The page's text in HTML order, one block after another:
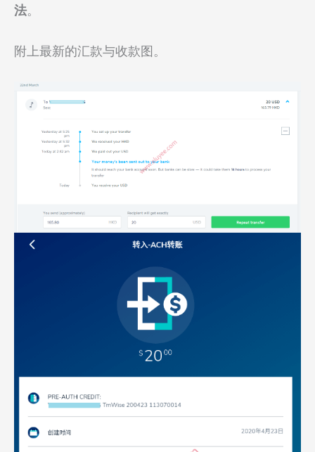
法。
附上最新的汇款与收款图。